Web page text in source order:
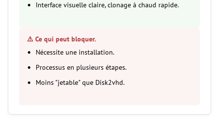
Interface visuelle claire, clonage à chaud rapide.
⚠️ Ce qui peut bloquer.
Nécessite une installation.
Processus en plusieurs étapes.
Moins "jetable" que Disk2vhd.